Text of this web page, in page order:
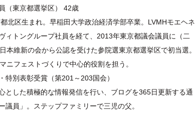
（東京都選挙区） 42歳
北区生まれ。早稲田大学政治経済学部卒業。LVMHモエヘネ
ィトングループ社員を経て、2013年東京都議会議員に（二
本維新の会から公認を受けた参院選東京都選挙区で初当選。
ニフェストづくりで中心的役割を担う。
特別表彰受賞（第201～203国会）
とした積極的な情報発信を行い、ブログを365日更新する通
議員」。ステップファミリーで三児の父。